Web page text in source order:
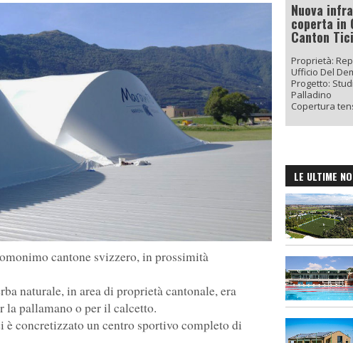
cantone svizzero, in prossimità
naturale, in area di proprietà cantonale, era
la pallamano o per il calcetto.
concretizzato un centro sportivo completo di
Nuova
coperta in
Canton
Proprietà:
Ufficio Del
Progetto:
Palladino
Copertura
LE ULTIME